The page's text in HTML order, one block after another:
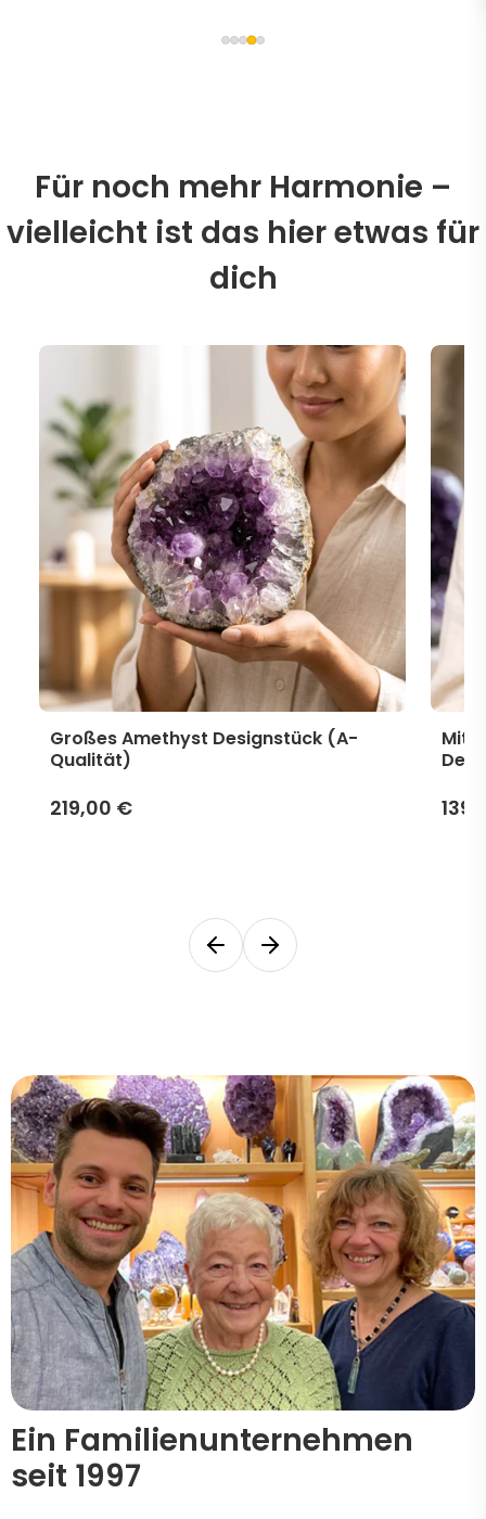
Für noch mehr Harmonie –
vielleicht ist das hier etwas für
dich
Großes Amethyst Designstück (A-
Qualität)
219,00 €
Ein Familienunternehmen
seit 1997